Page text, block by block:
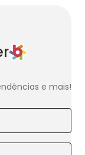
e mais!